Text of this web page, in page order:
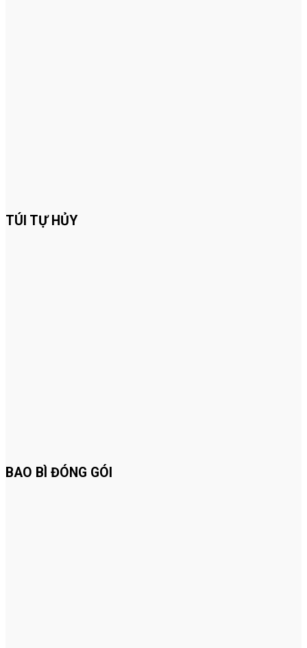
TÚI TỰ HỦY
BAO BÌ ĐÓNG GÓI